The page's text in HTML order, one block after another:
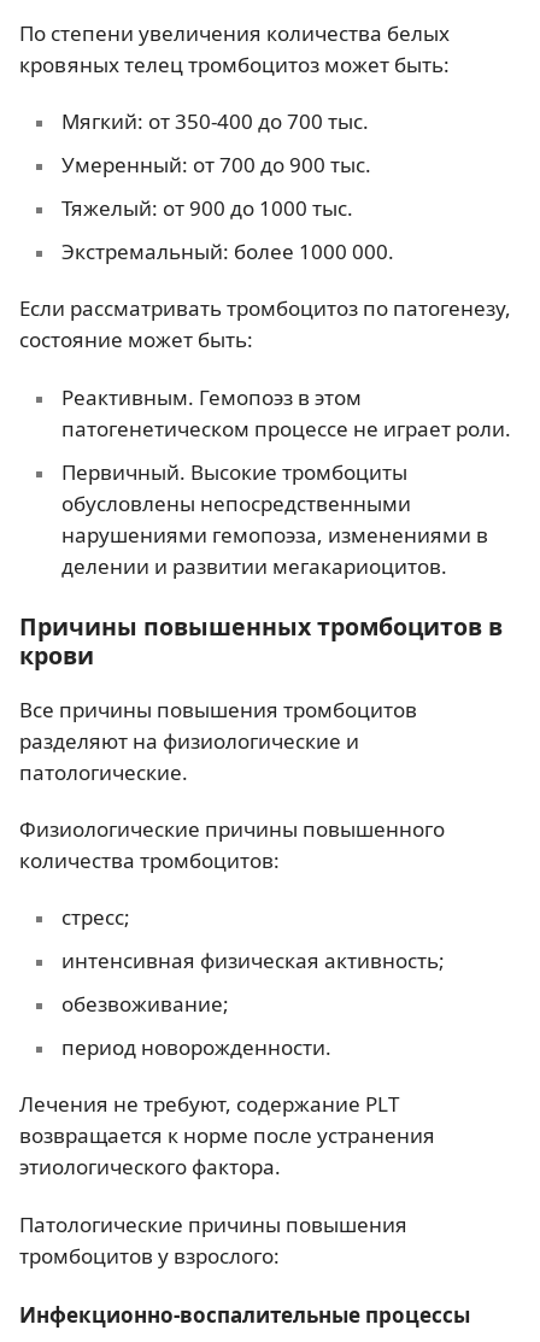
По степени увеличения количества белых
кровяных телец тромбоцитоз может быть:
Мягкий: от 350-400 до 700 тыс.
Умеренный: от 700 до 900 тыс.
Тяжелый: от 900 до 1000 тыс.
Экстремальный: более 1000 000.
Если рассматривать тромбоцитоз по патогенезу,
состояние может быть:
Реактивным. Гемопоэз в этом
патогенетическом процессе не играет роли.
Первичный. Высокие тромбоциты
обусловлены непосредственными
нарушениями гемопоэза, изменениями в
делении и развитии мегакариоцитов.
Причины повышенных тромбоцитов в
крови
Все причины повышения тромбоцитов
разделяют на физиологические и
патологические.
Физиологические причины повышенного
количества тромбоцитов:
стресс;
интенсивная физическая активность;
обезвоживание;
период новорожденности.
Лечения не требуют, содержание PLT
возвращается к норме после устранения
этиологического фактора.
Патологические причины повышения
тромбоцитов у взрослого:
Инфекционно-воспалительные процессы